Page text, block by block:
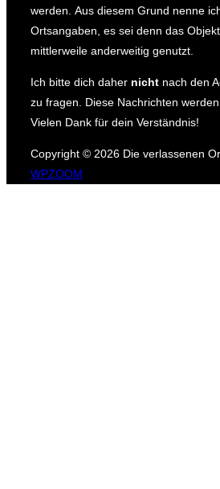
werden. Aus diesem Grund nenne
Ortsangaben, es sei denn das
mittlerweile anderweitig genutzt.
Ich bitte dich daher nicht nach den
zu fragen.
Diese Nachrichten
Vielen Dank für dein Verständnis!
Copyright © 2026 Die verlassenen
WPZOOM